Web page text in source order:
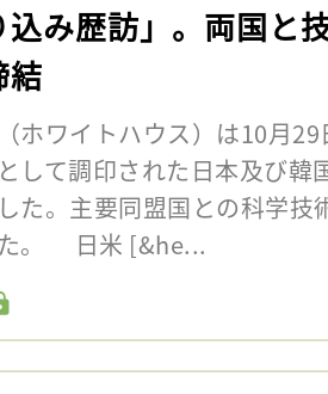
込み歴訪」。両国と
結
ホワイトハウス）は10月
して調印された日本及び韓
た。主要同盟国との科学
た。 日米 [&he...